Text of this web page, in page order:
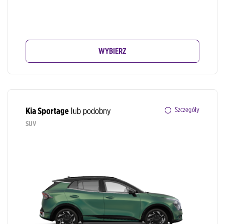
WYBIERZ
Kia Sportage lub podobny
Szczegóły
SUV